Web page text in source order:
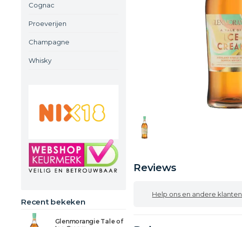
Cognac
Proeverijen
Champagne
Whisky
Recent bekeken
Glenmorangie Tale of
Reviews
Help ons en andere klanten door